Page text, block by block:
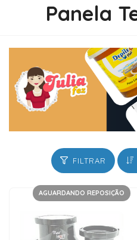
Panela
FILTRAR
AGUARDANDO REPOSIÇÃO